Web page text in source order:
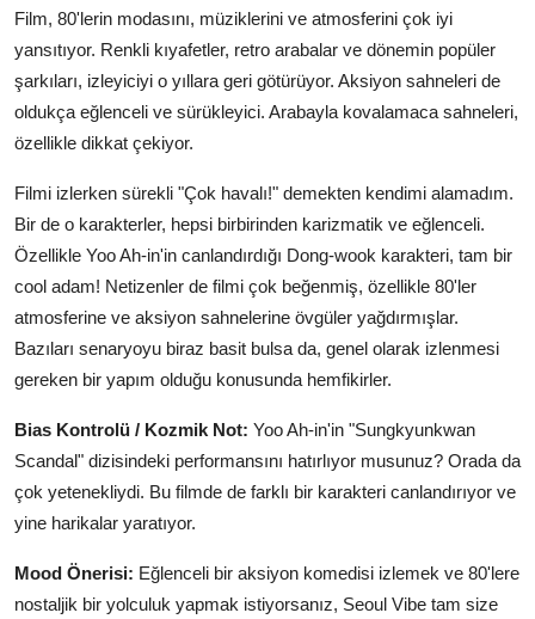
Film, 80'lerin modasını, müziklerini ve atmosferini çok iyi
yansıtıyor. Renkli kıyafetler, retro arabalar ve dönemin popüler
şarkıları, izleyiciyi o yıllara geri götürüyor. Aksiyon sahneleri de
oldukça eğlenceli ve sürükleyici. Arabayla kovalamaca sahneleri,
özellikle dikkat çekiyor.
Filmi izlerken sürekli "Çok havalı!" demekten kendimi alamadım.
Bir de o karakterler, hepsi birbirinden karizmatik ve eğlenceli.
Özellikle Yoo Ah-in'in canlandırdığı Dong-wook karakteri, tam bir
cool adam! Netizenler de filmi çok beğenmiş, özellikle 80'ler
atmosferine ve aksiyon sahnelerine övgüler yağdırmışlar.
Bazıları senaryoyu biraz basit bulsa da, genel olarak izlenmesi
gereken bir yapım olduğu konusunda hemfikirler.
Bias Kontrolü / Kozmik Not: Yoo Ah-in'in "Sungkyunkwan
Scandal" dizisindeki performansını hatırlıyor musunuz? Orada da
çok yetenekliydi. Bu filmde de farklı bir karakteri canlandırıyor ve
yine harikalar yaratıyor.
Mood Önerisi: Eğlenceli bir aksiyon komedisi izlemek ve 80'lere
nostaljik bir yolculuk yapmak istiyorsanız, Seoul Vibe tam size